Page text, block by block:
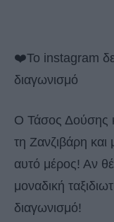
❤️Το instagram
διαγωνισμό
Ο Τάσος Δούσης
τη Ζανζιβάρη και
αυτό μέρος! Αν
μοναδική
διαγωνισμό!